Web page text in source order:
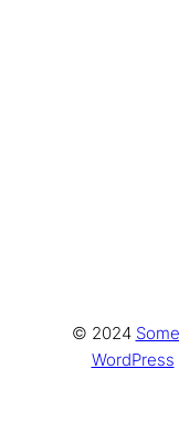
© 2024
WordPress